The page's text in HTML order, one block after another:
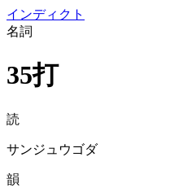
インディクト
名詞
35打
読
サンジュウゴダ
韻